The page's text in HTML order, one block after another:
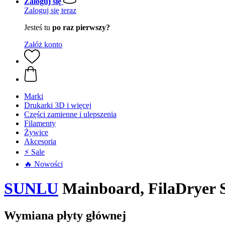
Zaloguj się teraz
Jesteś tu po raz pierwszy?
Załóż konto
Marki
Drukarki 3D i więcej
Części zamienne i ulepszenia
Filamenty
Żywice
Akcesoria
⚡ Sale
🔥 Nowości
SUNLU Mainboard, FilaDryer
Wymiana płyty głównej